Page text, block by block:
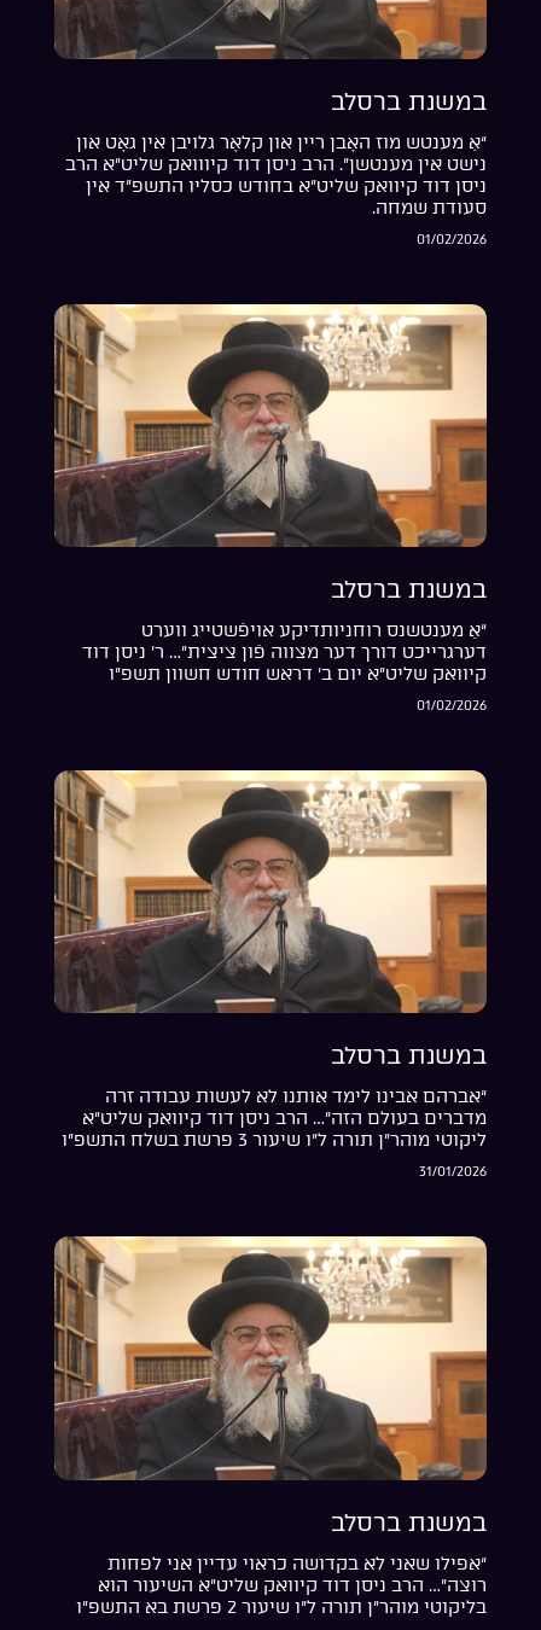
במשנת ברסלב
“אַ מענטש מוז האָבן ריין און קלאָר גלויבן אין גאָט און
נישט אין מענטשן”. הרב ניסן דוד קיווואק שליט”א הרב
ניסן דוד קיוואק שליט”א בחודש כסליו התשפ”ד אין
סעודת שמחה.
01/02/2026
במשנת ברסלב
“אַ מענטשנס רוחניותדיקע אויפֿשטייג ווערט
דערגרייכט דורך דער מצווה פֿון ציצית”… ר’ ניסן דוד
קיוואק שליט”א יום ב’ דראש חודש חשוון תשפ”ו
01/02/2026
במשנת ברסלב
“אברהם אבינו לימד אותנו לא לעשות עבודה זרה
מדברים בעולם הזה”… הרב ניסן דוד קיוואק שליט”א
ליקוטי מוהר”ן תורה ל”ו שיעור 3 פרשת בשלח התשפ”ו
31/01/2026
במשנת ברסלב
“אפילו שאני לא בקדושה כראוי עדיין אני לפחות
רוצה”… הרב ניסן דוד קיוואק שליט”א השיעור הוא
בליקוטי מוהר”ן תורה ל”ו שיעור 2 פרשת בא התשפ”ו